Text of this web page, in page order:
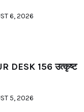
6, 2026
DESK 156 उत्कृष्ट
5, 2026